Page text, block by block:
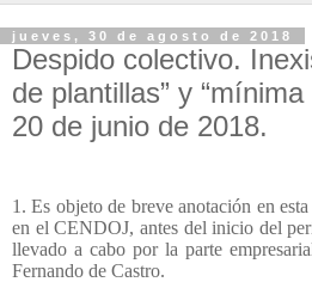
jueves, 30 de agosto de 2018
Despido colectivo.
de plantillas” y
20 de junio de 2018.
1. Es objeto de breve anotación en
en el CENDOJ, antes del inicio del
llevado a cabo por la parte
Fernando de Castro.